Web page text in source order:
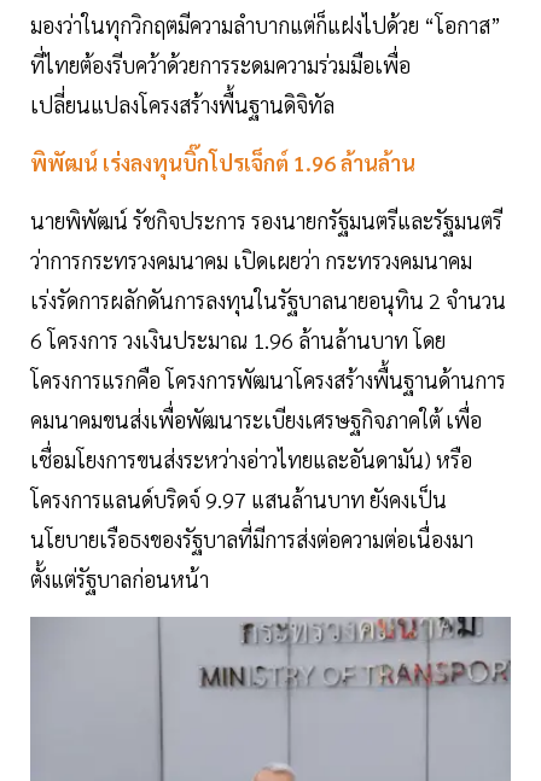
มองว่าในทุกวิกฤตมีความลำบากแต่ก็แฝงไปด้วย “โอกาส”
ที่ไทยต้องรีบคว้าด้วยการระดมความร่วมมือเพื่อ
เปลี่ยนแปลงโครงสร้างพื้นฐานดิจิทัล
พิพัฒน์ เร่งลงทุนบิ๊กโปรเจ็กต์ 1.96 ล้านล้าน
นายพิพัฒน์ รัชกิจประการ รองนายกรัฐมนตรีและรัฐมนตรี
ว่าการกระทรวงคมนาคม เปิดเผยว่า กระทรวงคมนาคม
เร่งรัดการผลักดันการลงทุนในรัฐบาลนายอนุทิน 2 จำนวน
6 โครงการ วงเงินประมาณ 1.96 ล้านล้านบาท โดย
โครงการแรกคือ โครงการพัฒนาโครงสร้างพื้นฐานด้านการ
คมนาคมขนส่งเพื่อพัฒนาระเบียงเศรษฐกิจภาคใต้ เพื่อ
เชื่อมโยงการขนส่งระหว่างอ่าวไทยและอันดามัน) หรือ
โครงการแลนด์บริดจ์ 9.97 แสนล้านบาท ยังคงเป็น
นโยบายเรือธงของรัฐบาลที่มีการส่งต่อความต่อเนื่องมา
ตั้งแต่รัฐบาลก่อนหน้า